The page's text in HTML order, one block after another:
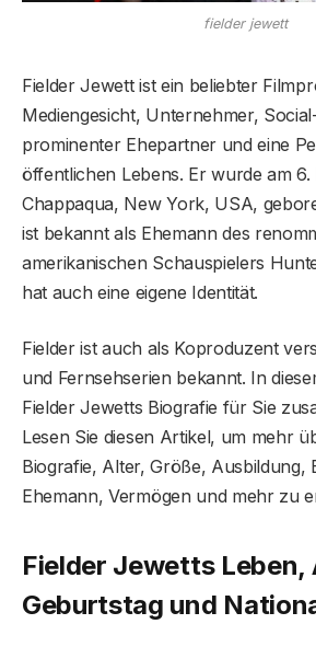
fielder jewett
Fielder Jewett ist ein beliebter
Mediengesicht, Unternehmer,
prominenter Ehepartner und eine
öffentlichen Lebens. Er wurde am
Chappaqua, New York, USA,
ist bekannt als Ehemann des
amerikanischen Schauspielers
hat auch eine eigene Identität.
Fielder ist auch als Koproduzent
und Fernsehserien bekannt. In
Fielder Jewetts Biografie für Sie
Lesen Sie diesen Artikel, um mehr
Biografie, Alter, Größe, Ausbildung,
Ehemann, Vermögen und mehr zu
Fielder Jewetts Leben,
Geburtstag und